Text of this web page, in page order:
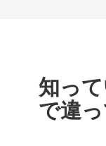
知っ
で違